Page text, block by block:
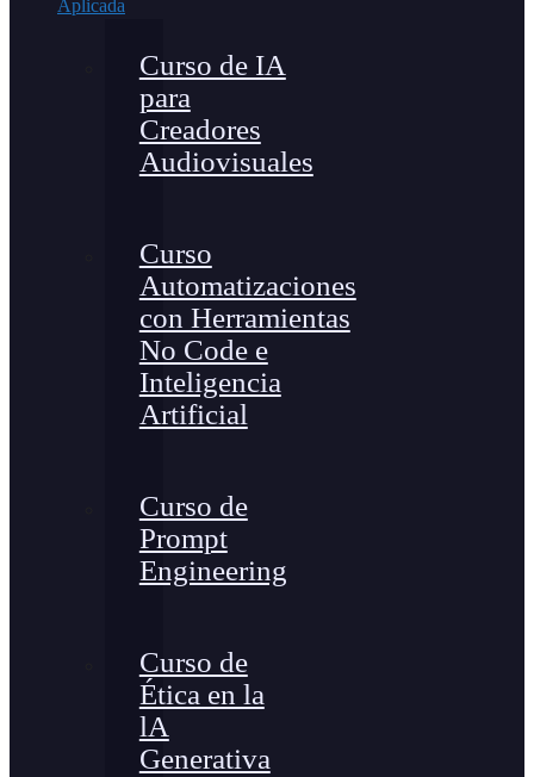
Aplicada
Curso de IA
para
Creadores
Audiovisuales
Curso
Automatizaciones
con Herramientas
No Code e
Inteligencia
Artificial
Curso de
Prompt
Engineering
Curso de
Ética en la
lA
Generativa